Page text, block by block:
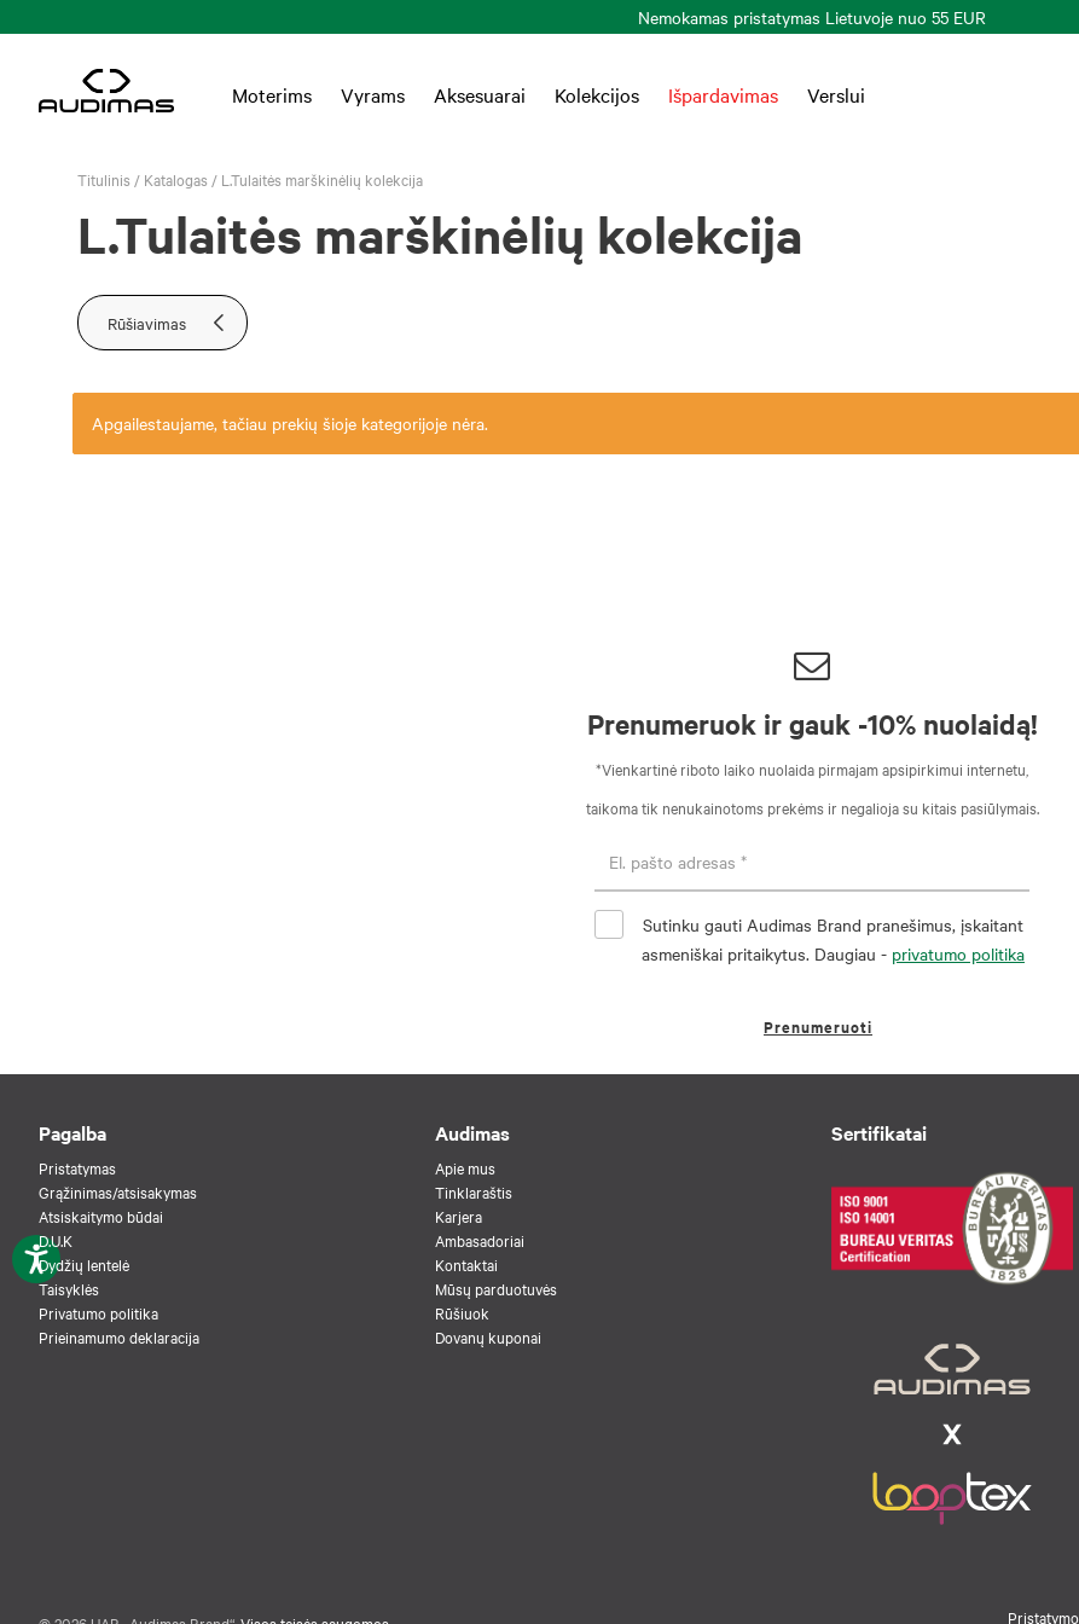
Nemokamas pristatymas Lietuvoje nuo 55 EUR
Moterims Vyrams Aksesuarai Kolekcijos Išpardavimas Verslui
Titulinis / Katalogas / L.Tulaitės marškinėlių kolekcija
L.Tulaitės marškinėlių kolekcija
Rūšiavimas
Apgailestaujame, tačiau prekių šioje kategorijoje nėra.
Prenumeruok ir gauk -10% nuolaidą!
*Vienkartinė riboto laiko nuolaida pirmajam apsipirkimui internetu,
taikoma tik nenukainotoms prekėms ir negalioja su kitais pasiūlymais.
Sutinku gauti Audimas Brand pranešimus, įskaitant
asmeniškai pritaikytus. Daugiau - privatumo politika
Prenumeruoti
Pagalba
Pristatymas
Grąžinimas/atsisakymas
Atsiskaitymo būdai
D.U.K
Dydžių lentelė
Taisyklės
Privatumo politika
Prieinamumo deklaracija
Audimas
Apie mus
Tinklaraštis
Karjera
Ambasadoriai
Kontaktai
Mūsų parduotuvės
Rūšiuok
Dovanų kuponai
Sertifikatai